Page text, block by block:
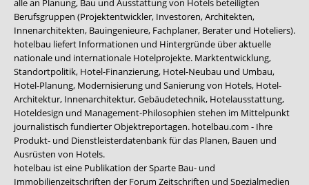
alle an Planung, Bau und Ausstattung von Hotels beteiligten
Berufsgruppen (Projektentwickler, Investoren, Architekten,
Innenarchitekten, Bauingenieure, Fachplaner, Berater und Hoteliers).
hotelbau liefert Informationen und Hintergründe über aktuelle
nationale und internationale Hotelprojekte. Marktentwicklung,
Standortpolitik, Hotel-Finanzierung, Hotel-Neubau und Umbau,
Hotel-Planung, Modernisierung und Sanierung von Hotels, Hotel-
Architektur, Innenarchitektur, Gebäudetechnik, Hotelausstattung,
Hoteldesign und Management-Philosophien stehen im Mittelpunkt
journalistisch fundierter Objektreportagen. hotelbau.com - Ihre
Produkt- und Dienstleisterdatenbank für das Planen, Bauen und
Ausrüsten von Hotels.
hotelbau ist eine Publikation der Sparte Bau- und
Immobilienzeitschriften der Forum Zeitschriften und Spezialmedien